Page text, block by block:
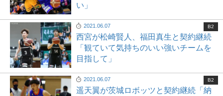
い」
2021.06.07
西宮が松崎賢人、福田真生と契約継続
「観ていて気持ちのいい強いチームを
目指して」
B2
2021.06.07
遥天翼が茨城ロボッツと契約継続「納
B2